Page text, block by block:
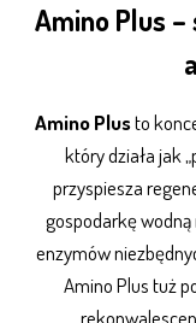
Amino Plus
Amino Plusto
który działa jak
przyspiesza
gospodarkę
enzymów
Amino Plus tuż